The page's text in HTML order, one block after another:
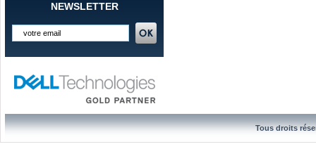
NEWSLETTER
Tous droits